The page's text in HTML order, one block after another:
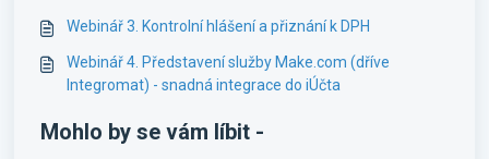
Webinář 3. Kontrolní hlášení a přiznání k DPH
Webinář 4. Představení služby Make.com (dříve
Integromat) - snadná integrace do iÚčta
Mohlo by se vám líbit -